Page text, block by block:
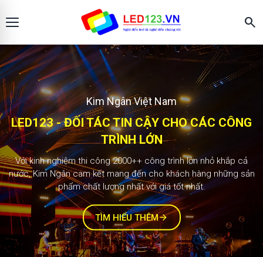
search
2.000+ công trình
Màn hình LED123
KIM NGÂN - ĐỐI TÁC TIN CẬY CHO CÁC
CÔNG TRÌNH LỚN
Với kinh nghiệm thi công 1000++ công trình lớn nhỏ khắp cả
nước, Kim Ngân cam kết mang đến cho khách hàng những sản
phẩm chất lượng nhất với giá tốt nhất.
TÌM HIỂU THÊM